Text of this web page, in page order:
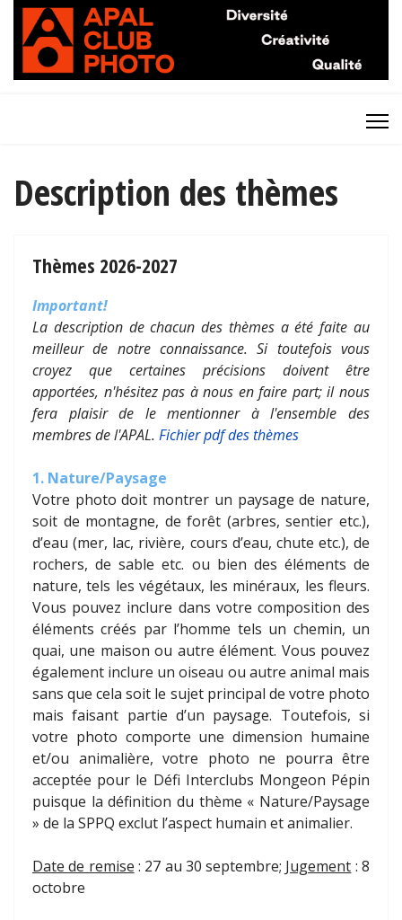
Description des thèmes
Thèmes 2026-2027
Important!
La description de chacun des thèmes a été faite au
meilleur de notre connaissance. Si toutefois vous
croyez que certaines précisions doivent être
apportées, n'hésitez pas à nous en faire part; il nous
fera plaisir de le mentionner à l'ensemble des
membres de l'APAL. Fichierpdf des thèmes
1. Nature/Paysage
Votre photo doit montrer un paysage de nature,
soit de montagne, de forêt (arbres, sentier etc.),
d’eau (mer, lac, rivière, cours d’eau, chute etc.), de
rochers, de sable etc. ou bien des éléments de
nature, tels les végétaux, les minéraux, les fleurs.
Vous pouvez inclure dans votre composition des
éléments créés par l’homme tels un chemin, un
quai, une maison ou autre élément. Vous pouvez
également inclure un oiseau ou autre animal mais
sans que cela soit le sujet principal de votre photo
mais faisant partie d’un paysage. Toutefois, si
votre photo comporte une dimension humaine
et/ou animalière, votre photo ne pourra être
acceptée pour le Défi Interclubs Mongeon Pépin
puisque la définition du thème « Nature/Paysage
» de la SPPQ exclut l’aspect humain et animalier.
Date de remise : 27 au 30 septembre; Jugement : 8
octobre